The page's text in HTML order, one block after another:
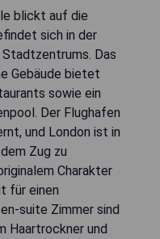
blickt auf die
sich in der
Das
Gebäude bietet
sowie ein
Der Flughafen
und London ist in
Zug zu
Charakter
für einen
suite Zimmer sind
Haartrockner und